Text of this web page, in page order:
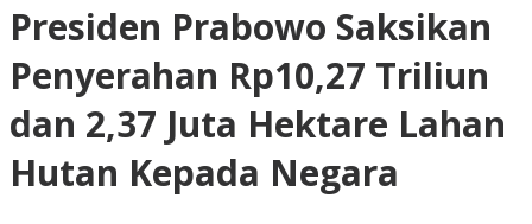
Presiden Prabowo Saksikan
Penyerahan Rp10,27 Triliun
dan 2,37 Juta Hektare Lahan
Hutan Kepada Negara